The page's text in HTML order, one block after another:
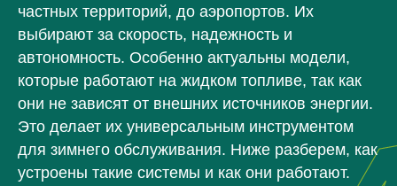
частных территорий, до аэропортов. Их
выбирают за скорость, надежность и
автономность. Особенно актуальны модели,
которые работают на жидком топливе, так как
они не зависят от внешних источников энергии.
Это делает их универсальным инструментом
для зимнего обслуживания. Ниже разберем, как
устроены такие системы и как они работают.